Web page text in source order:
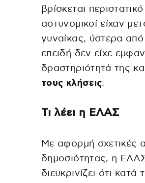
βρίσκεται
αστυνομικοί είχαν
γυναίκας, ύστερα
επειδή δεν είχε
δραστηριότητά της
τους κλήσεις.
Τι λέει η ΕΛΑΣ
Με αφορμή σχετικές
δημοσιότητας, η
διευκρινίζει ότι